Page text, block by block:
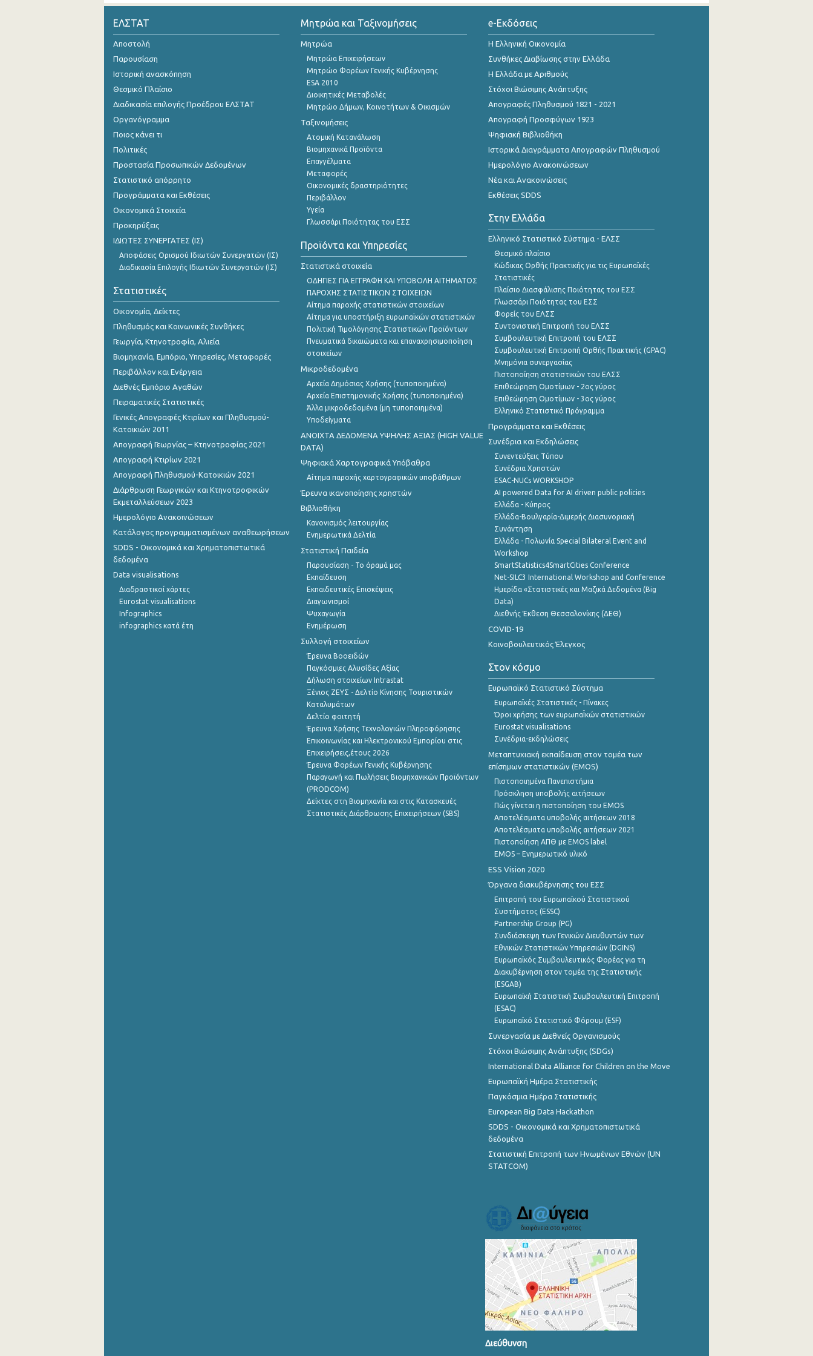
2007
2006
2005
2003
2001
1991
ΕΛΣΤΑΤ
Αποστολή
Παρουσίαση
Ιστορική ανασκόπηση
Θεσμικό Πλαίσιο
Διαδικασία επιλογής Προέδρου ΕΛΣΤΑΤ
Οργανόγραμμα
Ποιος κάνει τι
Πολιτικές
Προστασία Προσωπικών Δεδομένων
Στατιστικό απόρρητο
Προγράμματα και Εκθέσεις
Οικονομικά Στοιχεία
Προκηρύξεις
ΙΔΙΩΤΕΣ ΣΥΝΕΡΓΑΤΕΣ (ΙΣ)
Αποφάσεις Ορισμού Ιδιωτών Συνεργατών (ΙΣ)
Διαδικασία Επιλογής Ιδιωτών Συνεργατών (ΙΣ)
Στατιστικές
Οικονομία, Δείκτες
Πληθυσμός και Κοινωνικές Συνθήκες
Γεωργία, Κτηνοτροφία, Αλιεία
Βιομηχανία, Εμπόριο, Υπηρεσίες, Μεταφορές
Περιβάλλον και Ενέργεια
Διεθνές Εμπόριο Αγαθών
Πειραματικές Στατιστικές
Γενικές Απογραφές Κτιρίων και Πληθυσμού-
Κατοικιών 2011
Απογραφή Γεωργίας – Κτηνοτροφίας 2021
Απογραφή Κτιρίων 2021
Απογραφή Πληθυσμού-Κατοικιών 2021
Διάρθρωση Γεωργικών και Κτηνοτροφικών
Εκμεταλλεύσεων 2023
Ημερολόγιο Ανακοινώσεων
Κατάλογος προγραμματισμένων αναθεωρήσεων
SDDS - Οικονομικά και Χρηματοπιστωτικά
δεδομένα
Data visualisations
Διαδραστικοί χάρτες
Eurostat visualisations
Infographics
infographics κατά έτη
Μητρώα και Ταξινομήσεις
Μητρώα
Μητρώα Επιχειρήσεων
Μητρώο Φορέων Γενικής Κυβέρνησης
ESA 2010
Διοικητικές Μεταβολές
Μητρώο Δήμων, Κοινοτήτων & Οικισμών
Ταξινομήσεις
Ατομική Κατανάλωση
Βιομηχανικά Προϊόντα
Επαγγέλματα
Μεταφορές
Οικονομικές δραστηριότητες
Περιβάλλον
Υγεία
Γλωσσάρι Ποιότητας του ΕΣΣ
Προϊόντα και Υπηρεσίες
Στατιστικά στοιχεία
ΟΔΗΓΙΕΣ ΓΙΑ ΕΓΓΡΑΦΗ ΚΑΙ ΥΠΟΒΟΛΗ ΑΙΤΗΜΑΤΟΣ
ΠΑΡΟΧΗΣ ΣΤΑΤΙΣΤΙΚΩΝ ΣΤΟΙΧΕΙΩΝ
Αίτημα παροχής στατιστικών στοιχείων
Αίτημα για υποστήριξη ευρωπαϊκών στατιστικών
Πολιτική Τιμολόγησης Στατιστικών Προϊόντων
Πνευματικά δικαιώματα και επαναχρησιμοποίηση
στοιχείων
Μικροδεδομένα
Αρχεία Δημόσιας Χρήσης (τυποποιημένα)
Αρχεία Επιστημονικής Χρήσης (τυποποιημένα)
Άλλα μικροδεδομένα (μη τυποποιημένα)
Υποδείγματα
ANOIXTA ΔΕΔΟΜΕΝΑ ΥΨΗΛΗΣ ΑΞΙΑΣ (HIGH VALUE
DATA)
Ψηφιακά Χαρτογραφικά Υπόβαθρα
Αίτημα παροχής χαρτογραφικών υποβάθρων
Έρευνα ικανοποίησης χρηστών
Βιβλιοθήκη
Κανονισμός λειτουργίας
Ενημερωτικά Δελτία
Στατιστική Παιδεία
Παρουσίαση - Το όραμά μας
Εκπαίδευση
Εκπαιδευτικές Επισκέψεις
Διαγωνισμοί
Ψυχαγωγία
Ενημέρωση
Συλλογή στοιχείων
Έρευνα Βοοειδών
Παγκόσμιες Αλυσίδες Αξίας
Δήλωση στοιχείων Intrastat
Ξένιος ΖΕΥΣ - Δελτίο Κίνησης Τουριστικών
Καταλυμάτων
Δελτίο φοιτητή
Έρευνα Χρήσης Τεχνολογιών Πληροφόρησης
Επικοινωνίας και Ηλεκτρονικού Εμπορίου στις
Επιχειρήσεις,έτους 2026
Έρευνα Φορέων Γενικής Κυβέρνησης
Παραγωγή και Πωλήσεις Βιομηχανικών Προϊόντων
(PRODCOM)
Δείκτες στη Βιομηχανία και στις Κατασκευές
Στατιστικές Διάρθρωσης Επιχειρήσεων (SBS)
e-Εκδόσεις
Η Ελληνική Οικονομία
Συνθήκες Διαβίωσης στην Ελλάδα
Η Ελλάδα με Αριθμούς
Στόχοι Βιώσιμης Ανάπτυξης
Απογραφές Πληθυσμού 1821 - 2021
Απογραφή Προσφύγων 1923
Ψηφιακή Βιβλιοθήκη
Ιστορικά Διαγράμματα Απογραφών Πληθυσμού
Ημερολόγιο Ανακοινώσεων
Νέα και Ανακοινώσεις
Εκθέσεις SDDS
Στην Ελλάδα
Ελληνικό Στατιστικό Σύστημα - ΕΛΣΣ
Θεσμικό πλαίσιο
Κώδικας Ορθής Πρακτικής για τις Ευρωπαϊκές
Στατιστικές
Πλαίσιο Διασφάλισης Ποιότητας του ΕΣΣ
Γλωσσάρι Ποιότητας του ΕΣΣ
Φορείς του ΕΛΣΣ
Συντονιστική Επιτροπή του ΕΛΣΣ
Συμβουλευτική Επιτροπή του ΕΛΣΣ
Συμβουλευτική Επιτροπή Ορθής Πρακτικής (GPAC)
Μνημόνια συνεργασίας
Πιστοποίηση στατιστικών του ΕΛΣΣ
Επιθεώρηση Ομοτίμων - 2ος γύρος
Επιθεώρηση Ομοτίμων - 3ος γύρος
Ελληνικό Στατιστικό Πρόγραμμα
Προγράμματα και Εκθέσεις
Συνέδρια και Εκδηλώσεις
Συνεντεύξεις Τύπου
Συνέδρια Χρηστών
ESAC-NUCs WORKSHOP
AI powered Data for AI driven public policies
Ελλάδα - Κύπρος
Ελλάδα-Βουλγαρία-Διμερής Διασυνοριακή
Συνάντηση
Ελλάδα - Πολωνία Special Bilateral Event and
Workshop
SmartStatistics4SmartCities Conference
Net-SILC3 International Workshop and Conference
Ημερίδα «Στατιστικές και Μαζικά Δεδομένα (Big
Data)
Διεθνής Έκθεση Θεσσαλονίκης (ΔΕΘ)
COVID-19
Κοινοβουλευτικός Έλεγχος
Στον κόσμο
Ευρωπαϊκό Στατιστικό Σύστημα
Ευρωπαϊκές Στατιστικές - Πίνακες
Όροι χρήσης των ευρωπαΪκών στατιστικών
Eurostat visualisations
Συνέδρια-εκδηλώσεις
Μεταπτυχιακή εκπαίδευση στον τομέα των
επίσημων στατιστικών (EMOS)
Πιστοποιημένα Πανεπιστήμια
Πρόσκληση υποβολής αιτήσεων
Πώς γίνεται η πιστοποίηση του EMOS
Αποτελέσματα υποβολής αιτήσεων 2018
Αποτελέσματα υποβολής αιτήσεων 2021
Πιστοποίηση ΑΠΘ με EMOS label
EMOS – Ενημερωτικό υλικό
ESS Vision 2020
Όργανα διακυβέρνησης του ΕΣΣ
Επιτροπή του Ευρωπαϊκού Στατιστικού
Συστήματος (ESSC)
Partnership Group (PG)
Συνδιάσκεψη των Γενικών Διευθυντών των
Εθνικών Στατιστικών Υπηρεσιών (DGINS)
Ευρωπαϊκός Συμβουλευτικός Φορέας για τη
Διακυβέρνηση στον τομέα της Στατιστικής
(ESGAB)
Ευρωπαϊκή Στατιστική Συμβουλευτική Επιτροπή
(ESAC)
Ευρωπαϊκό Στατιστικό Φόρουμ (ESF)
Συνεργασία με Διεθνείς Οργανισμούς
Στόχοι Βιώσιμης Ανάπτυξης (SDGs)
International Data Alliance for Children on the Move
Ευρωπαϊκή Ημέρα Στατιστικής
Παγκόσμια Ημέρα Στατιστικής
European Big Data Hackathon
SDDS - Οικονομικά και Χρηματοπιστωτικά
δεδομένα
Στατιστική Επιτροπή των Ηνωμένων Εθνών (UN
STATCOM)
Διεύθυνση